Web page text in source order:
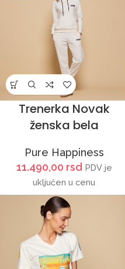
Trenerka Novak
ženska bela
Pure Happiness
11.490,00 rsd PDV je
uključen u cenu